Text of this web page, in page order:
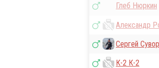
Глеб Нюркин
Александр
Сергей
К-2 К-2